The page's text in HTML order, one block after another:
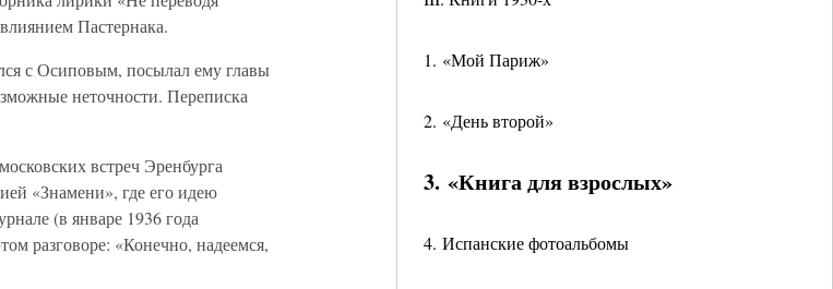
1. «Мой Париж»
2. «День второй»
3. «Книга для взрослых»
4. Испанские фотоальбомы
Пастернака.
с Осиповым, посылал ему главы
неточности. Переписка
встреч Эренбурга
«Знамени», где его идею
(в январе 1936 года
разговоре: «Конечно, надеемся,